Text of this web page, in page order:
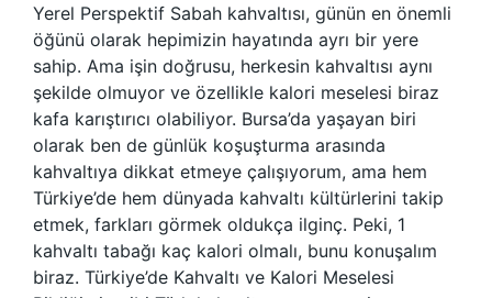
Yerel Perspektif Sabah kahvaltısı, günün en önemli
öğünü olarak hepimizin hayatında ayrı bir yere
sahip. Ama işin doğrusu, herkesin kahvaltısı aynı
şekilde olmuyor ve özellikle kalori meselesi biraz
kafa karıştırıcı olabiliyor. Bursa’da yaşayan biri
olarak ben de günlük koşuşturma arasında
kahvaltıya dikkat etmeye çalışıyorum, ama hem
Türkiye’de hem dünyada kahvaltı kültürlerini takip
etmek, farkları görmek oldukça ilginç. Peki, 1
kahvaltı tabağı kaç kalori olmalı, bunu konuşalım
biraz. Türkiye’de Kahvaltı ve Kalori Meselesi